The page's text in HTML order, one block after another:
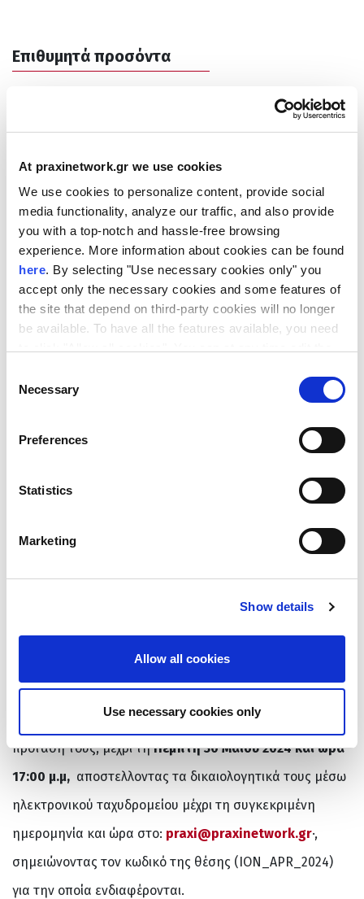
At praxinetwork.gr we use cookies
We use cookies to personalize content, provide social
media functionality, analyze our traffic, and also provide
you with a top-notch and hassle-free browsing
experience. More information about cookies can be found
here. By selecting "Use necessary cookies only" you
accept only the necessary cookies and some features of
the site that depend on third-party cookies will no longer
be available. To have all the features available, you need
our site under "Manage cookies".
Selection
Necessary
Preferences
Statistics
Marketing
Show details
Allow all cookies
Use necessary cookies only
Επιθυμητά προσόντα
Μεταπτυχιακός Τίτλος Σπουδών της ημεδαπής ή
αναγνωρισμένος ισότιμος τίτλος σπουδών της
Γνώση του εθνικού/περιφερειακού
οικοσυστήματος έρευνας και καινοτομίας
Μεταπτυχιακός Τίτλος Σπουδών της ημεδαπής ή
αναγνωρισμένος ισότιμος τίτλος σπουδών της
αλλοδαπής σε οικονομικές επιστήμες ή διοίκηση
επιχειρήσεων (ΜΒΑ)
Γνώση του εθνικού/περιφερειακού
επιχείρηση ως ιδρυτής ή συνιδρυτής ή μέλος της
Αποδεδειγμένη επαγγελματική εμπειρία στην
Διδακτορικός τίτλος σπουδών της ημεδαπής ή
Υποβολή Προτάσεων
Οι ενδιαφερόμενοι καλούνται να υποβάλουν την
πρότασή τους, μέχρι τηΠέμπτη 30 Μαΐου 2024 και ώρα
17:00 μ.μ, αποστελλοντας τα δικαιολογητικά τους μέσω
ηλεκτρονικού ταχυδρομείου μέχρι τη συγκεκριμένη
ημερομηνία και ώρα στο: praxi@praxinetwork.gr·,
σημειώνοντας τον κωδικό της θέσης (ΙΟΝ_APR_2024)
για την οποία ενδιαφέρονται.